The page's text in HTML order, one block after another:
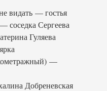
видать — гостья
соседка Сергеева
Гуляева
—
Добреневская